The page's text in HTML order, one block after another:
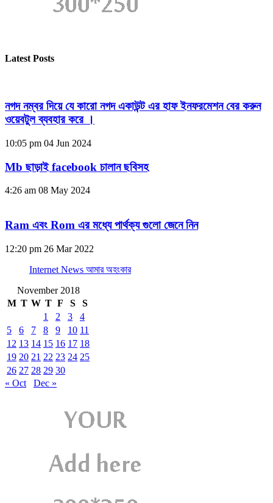
Latest Posts
নগদ নম্বর দিয়ে যে কারো নগদ একাউন্ট এর হাফ ইনফরমেশন বের করুন
ওয়েবটুল ব্যবহার করে ।
10:05 pm 04 Jun 2024
Mb ছাড়াই facebook চালান ছবিসহ
4:26 am 08 May 2024
Ram এবং Rom এর মধ্যে পার্থক্য গুলো জেনে নিন
12:20 pm 26 Mar 2022
Internet News আমার অহংকার
November 2018
M T W T F S
S
1
2 3
4
5
6 7 8 9 10 11
12 13 14 15 16 17 18
19 20 21 22 23 24 25
26 27 28 29 30
« Oct
Dec »